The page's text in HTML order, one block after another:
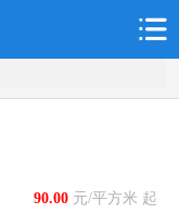
90.00元/平方米 起